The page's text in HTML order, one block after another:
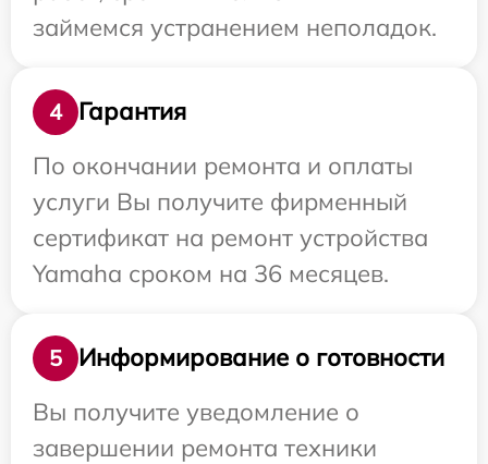
займемся устранением неполадок.
4
Гарантия
По окончании ремонта и оплаты
услуги Вы получите фирменный
сертификат на ремонт устройства
Yamaha сроком на 36 месяцев.
5
Информирование о готовности
Вы получите уведомление о
завершении ремонта техники